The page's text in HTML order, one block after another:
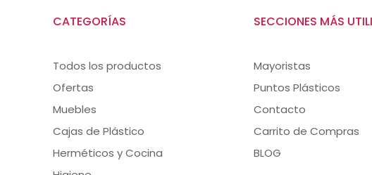
CATEGORÍAS
Todos los productos
Ofertas
Muebles
Cajas de Plástico
Herméticos y Cocina
SECCIONES MÁS
Mayoristas
Puntos Plásticos
Contacto
Carrito de Compras
BLOG